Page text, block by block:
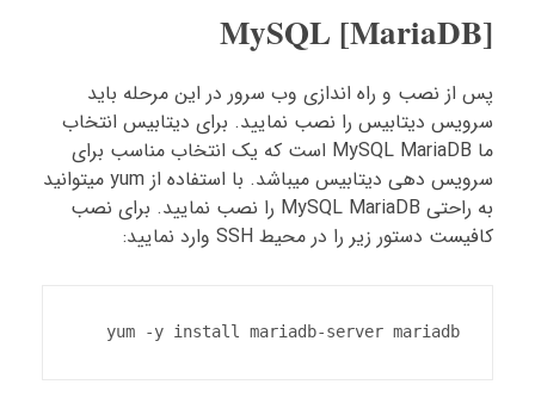
MySQL [MariaDB]
پس از نصب و راه اندازی وب سرور در این مرحله باید
سرویس دیتابیس را نصب نمایید. برای دیتابیس انتخاب
ما MySQL MariaDB است که یک انتخاب مناسب برای
سرویس دهی دیتابیس میباشد. با استفاده از yum میتوانید
به راحتی MySQL MariaDB را نصب نمایید. برای نصب
کافیست دستور زیر را در محیط SSH وارد نمایید:
yum -y install mariadb-server mariadb